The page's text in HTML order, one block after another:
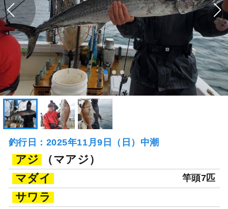
釣行日：2025年11月9日（日）中潮
アジ
（マアジ）
マダイ
竿頭7匹
サワラ